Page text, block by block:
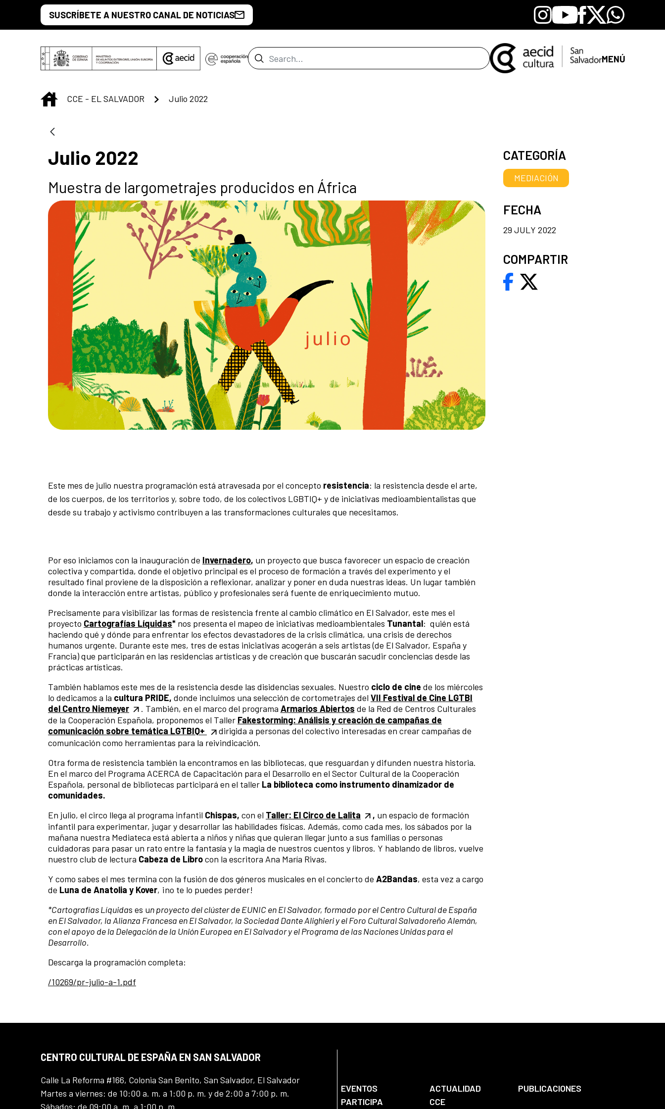
Skip to Main ContentSUSCRÍBETE A NUESTRO CANAL DE NOTICIAS Instagram
YoutubeFacebook
X Whatsapp
Search Bar MENÚ
INICIO
CCE - EL SALVADOR Julio 2022
Julio 2022
Muestra de largometrajes producidos en África
Este mes de julio nuestra programación está atravesada por el concepto resistencia: la resistencia desde el arte,
de los cuerpos, de los territorios y, sobre todo, de los colectivos LGBTIQ+ y de iniciativas medioambientalistas que
desde su trabajo y activismo contribuyen a las transformaciones culturales que necesitamos.
Por eso iniciamos con la inauguración de Invernadero, un proyecto que busca favorecer un espacio de creación
colectiva y compartida, donde el objetivo principal es el proceso de formación a través del experimento y el
resultado final proviene de la disposición a reflexionar, analizar y poner en duda nuestras ideas. Un lugar también
donde la interacción entre artistas, público y profesionales será fuente de enriquecimiento mutuo.
Precisamente para visibilizar las formas de resistencia frente al cambio climático en El Salvador, este mes el
proyecto Cartografías Líquidas* nos presenta el mapeo de iniciativas medioambientales Tunantal: quién está
haciendo qué y dónde para enfrentar los efectos devastadores de la crisis climática, una crisis de derechos
humanos urgente. Durante este mes, tres de estas iniciativas acogerán a seis artistas (de El Salvador, España y
Francia) que participarán en las residencias artísticas y de creación que buscarán sacudir conciencias desde las
prácticas artísticas.
También hablamos este mes de la resistencia desde las disidencias sexuales. Nuestro ciclo de cine de los miércoles
lo dedicamos a la cultura PRIDE, donde incluimos una selección de cortometrajes del VII Festival de Cine LGTBI
del Centro Niemeyer
. También, en el marco del programa Armarios Abiertos de la Red de Centros Culturales
de la Cooperación Española, proponemos el Taller Fakestorming: Análisis y creación de campañas de
comunicación sobre temática LGTBIQ+
dirigida a personas del colectivo interesadas en crear campañas de
comunicación como herramientas para la reivindicación.
Otra forma de resistencia también la encontramos en las bibliotecas, que resguardan y difunden nuestra historia.
En el marco del Programa ACERCA de Capacitación para el Desarrollo en el Sector Cultural de la Cooperación
Española, personal de bibliotecas participará en el taller La biblioteca como instrumento dinamizador de
comunidades.
En julio, el circo llega al programa infantil Chispas, con el Taller: El Circo de Lalita , un espacio de formación
infantil para experimentar, jugar y desarrollar las habilidades físicas. Además, como cada mes, los sábados por la
mañana nuestra Mediateca está abierta a niños y niñas que quieran llegar junto a sus familias o personas
cuidadoras para pasar un rato entre la fantasía y la magia de nuestros cuentos y libros. Y hablando de libros, vuelve
nuestro club de lectura Cabeza de Librocon la escritora Ana María Rivas.
Y como sabes el mes termina con la fusión de dos géneros musicales en el concierto de A2Bandas, esta vez a cargo
de Luna de Anatolia y Kover, ¡no te lo puedes perder!
*Cartografías Líquidas es un proyecto del clúster de EUNIC en El Salvador, formado por el Centro Cultural de España
en El Salvador, la Alianza Francesa en El Salvador, la Sociedad Dante Alighieri y el Foro Cultural Salvadoreño Alemán,
con el apoyo de la Delegación de la Unión Europea en El Salvador y el Programa de las Naciones Unidas para el
Desarrollo.
Descarga la programación completa:
/10269/pr-julio-a-1.pdf
CATEGORÍA
MEDIACIÓN
FECHA
29 JULY 2022
COMPARTIR
CENTRO CULTURAL DE ESPAÑA EN SAN SALVADOR
Calle La Reforma #166, Colonia San Benito, San Salvador, El Salvador
Martes a viernes: de 10:00 a. m. a 1:00 p. m. y de 2:00 a 7:00 p. m.
Sábados: de 09:00 a. m. a 1:00 p. m
EVENTOS ACTUALIDAD
PUBLICACIONES
PARTICIPA
CCE